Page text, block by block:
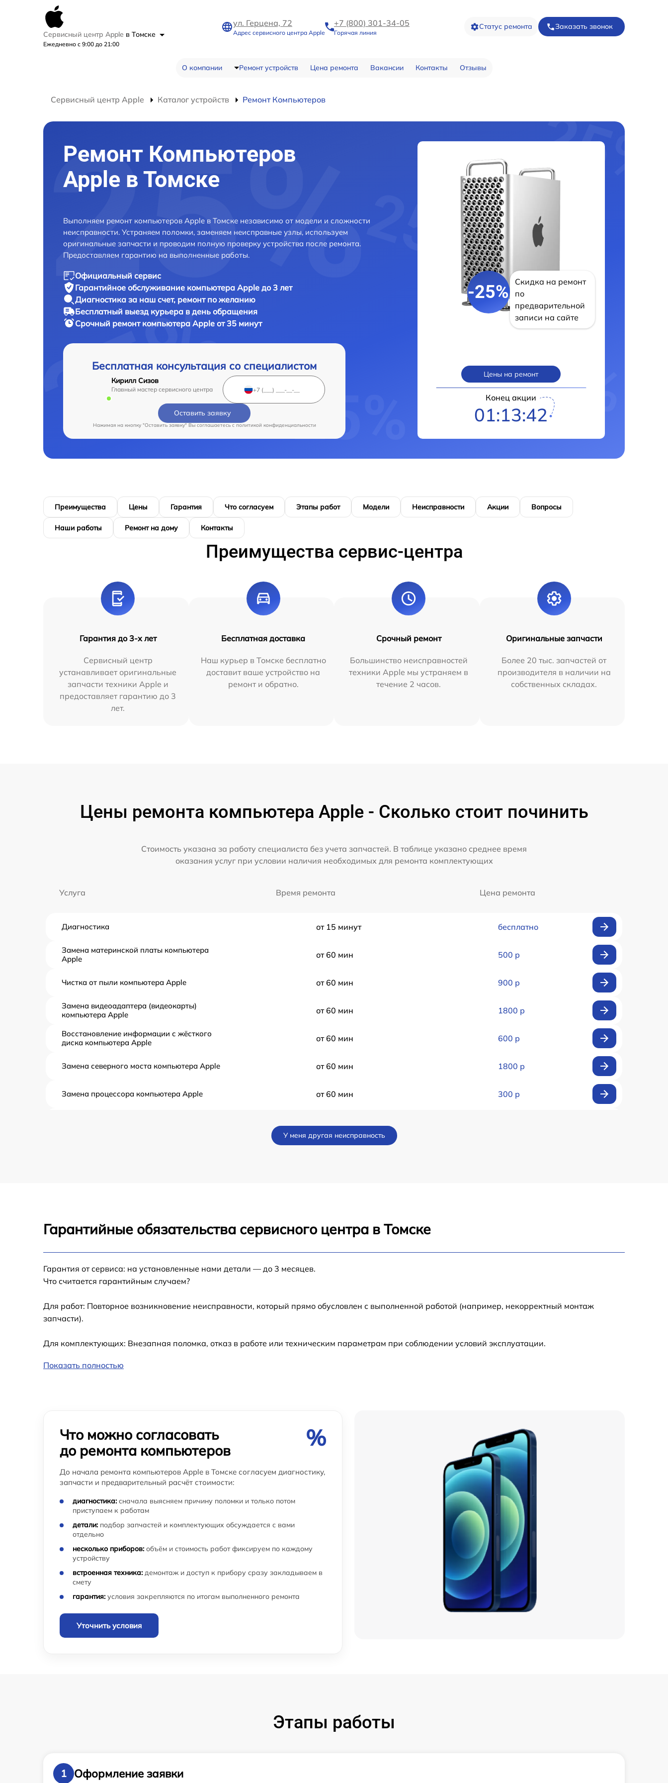
Сервисный центр Apple в Томске
Ежедневно с 9:00 до 21:00
ул. Герцена, 72
Адрес сервисного центра Apple
+7 (800) 301-34-05
Горячая линия
Статус ремонта Заказать звонок
О компании Ремонт устройств Цена ремонта Вакансии Контакты Отзывы
Сервисный центр Apple Каталог устройств Ремонт Компьютеров
Ремонт Компьютеров
Apple в Томске
Выполняем ремонт компьютеров Apple в Томске независимо от модели и сложности
неисправности. Устраняем поломки, заменяем неисправные узлы, используем
оригинальные запчасти и проводим полную проверку устройства после ремонта.
Предоставляем гарантию на выполненные работы.
Официальный сервис
Гарантийное обслуживание компьютера Apple до 3 лет
Диагностика за наш счет, ремонт по желанию
Бесплатный выезд курьера в день обращения
Срочный ремонт компьютера Apple от 35 минут
Бесплатная консультация со специалистом
Кирилл Сизов
Главный мастер сервисного центра
Оставить заявку
Нажимая на кнопку "Оставить заявку" Вы соглашаетесь cполитикой конфиденциальности
-25%
Скидка на ремонт
по
предварительной
записи на сайте
Цены на ремонт
Конец акции
01:13:41
Преимущества Цены Гарантия Что согласуем Этапы работ Модели Неисправности Акции Вопросы
Наши работы Ремонт на дому Контакты
Преимущества сервис-центра
Гарантия до 3-х лет
Сервисный центр
устанавливает оригинальные
запчасти техники Apple и
предоставляет гарантию до 3
лет.
Бесплатная доставка
Наш курьер в Томске бесплатно
доставит ваше устройство на
ремонт и обратно.
Срочный ремонт
Большинство неисправностей
техники Apple мы устраняем в
течение 2 часов.
Оригинальные запчасти
Более 20 тыс. запчастей от
производителя в наличии на
собственных складах.
Цены ремонта компьютера Apple - Сколько стоит починить
Стоимость указана за работу специалиста без учета запчастей. В таблице указано среднее время
оказания услуг при условии наличия необходимых для ремонта комплектующих
Услуга Время ремонта Цена ремонта
Диагностика от 15 минут бесплатно
Замена материнской платы компьютера
Apple
от 60 мин 500 р
Чистка от пыли компьютера Apple от 60 мин 900 р
Замена видеоадаптера (видеокарты)
компьютера Apple
от 60 мин 1800 р
Восстановление информации с жёсткого
диска компьютера Apple
от 60 мин 600 р
Замена северного моста компьютера Apple от 60 мин 1800 р
Замена процессора компьютера Apple от 60 мин 300 р
Замена звуковой платы компьютера Apple от 60 мин
У меня другая неисправность
Гарантийные обязательства сервисного центра в Томске
Гарантия от сервиса: на установленные нами детали — до 3 месяцев.
Что считается гарантийным случаем?
Для работ: Повторное возникновение неисправности, который прямо обусловлен с выполненной работой (например, некорректный монтаж
запчасти).
Для комплектующих: Внезапная поломка, отказ в работе или техническим параметрам при соблюдении условий эксплуатации.
Показать полностью
Что можно согласовать
до ремонта компьютеров
%
До начала ремонта компьютеров Apple в Томске согласуем диагностику,
запчасти и предварительный расчёт стоимости:
диагностика: сначала выясняем причину поломки и только потом
приступаем к работам
детали: подбор запчастей и комплектующих обсуждается с вами
отдельно
несколько приборов: объём и стоимость работ фиксируем по каждому
устройству
встроенная техника: демонтаж и доступ к прибору сразу закладываем в
смету
гарантия: условия закрепляются по итогам выполненного ремонта
Уточнить условия
Этапы работы
1 Оформление заявки